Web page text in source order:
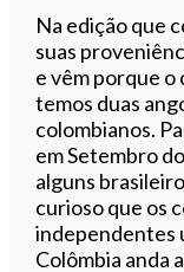
Na edição que
suas
e vêm porque o
temos duas
colombianos.
em Setembro
alguns
curioso que os
independentes
Colômbia anda